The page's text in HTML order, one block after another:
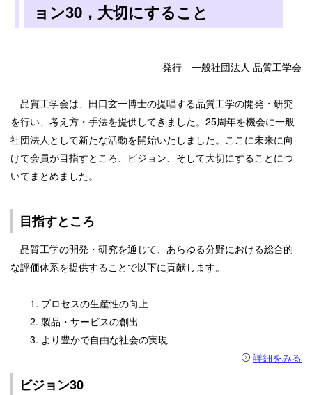
ョン30，大切にすること
発行 一般社団法人 品質工学会
品質工学会は、田口玄一博士の提唱する品質工学の開発・研究
を行い、考え方・手法を提供してきました。25周年を機会に一般
社団法人として新たな活動を開始いたしました。ここに未来に向
けて会員が目指すところ、ビジョン、そして大切にすることにつ
いてまとめました。
目指すところ
品質工学の開発・研究を通じて、あらゆる分野における総合的
な評価体系を提供することで以下に貢献します。
1. プロセスの生産性の向上
2. 製品・サービスの創出
3. より豊かで自由な社会の実現
詳細をみる
ビジョン30